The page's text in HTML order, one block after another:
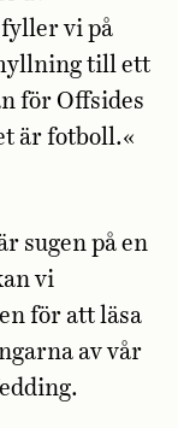
vi på
till ett
för Offsides
är fotboll.«
sugen på en
vi
för att läsa
av vår